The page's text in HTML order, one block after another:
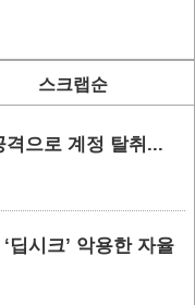
스크랩순
으로 계정 탈취...
딥시크’ 악용한 자율